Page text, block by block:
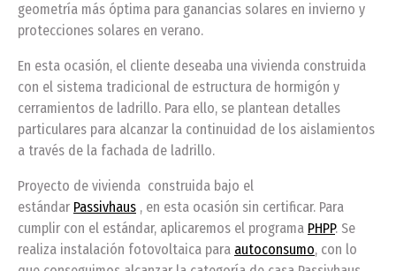
geometría más óptima para ganancias solares en invierno y
protecciones solares en verano.
En esta ocasión, el cliente deseaba una vivienda construida
con el sistema tradicional de estructura de hormigón y
cerramientos de ladrillo. Para ello, se plantean detalles
particulares para alcanzar la continuidad de los aislamientos
a través de la fachada de ladrillo.
Proyecto de vivienda construida bajo el
estándar Passivhaus , en esta ocasión sin certificar. Para
cumplir con el estándar, aplicaremos el programa PHPP. Se
realiza instalación fotovoltaica para autoconsumo, con lo